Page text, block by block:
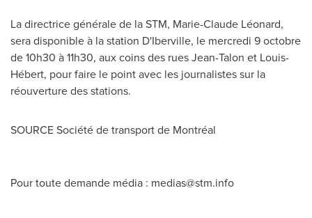
La directrice générale de la STM, Marie-Claude Léonard,
sera disponible à la station D'Iberville, le mercredi 9 octobre
de 10h30 à 11h30, aux coins des rues Jean-Talon et Louis-
Hébert, pour faire le point avec les journalistes sur la
réouverture des stations.
SOURCE Société de transport de Montréal
Pour toute demande média : medias@stm.info